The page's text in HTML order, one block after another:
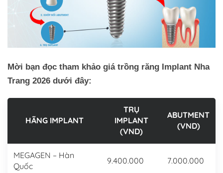
Mời bạn đọc tham khảo giá trồng răng Implant Nha
Trang 2026 dưới đây:
HÃNG IMPLANT
TRỤ
IMPLANT
(VND)
ABUTMENT
(VND)
MEGAGEN – Hàn
Quốc
9.400.000 7.000.000